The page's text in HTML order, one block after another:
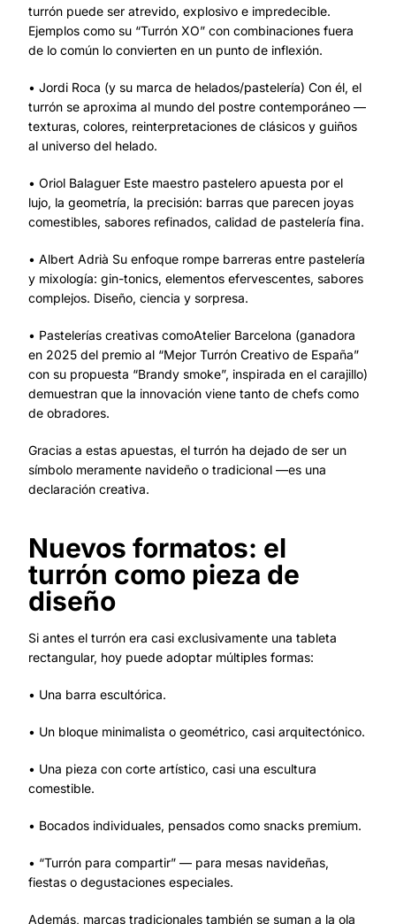
turrón puede ser atrevido, explosivo e impredecible.
Ejemplos como su “Turrón XO” con combinaciones fuera
de lo común lo convierten en un punto de inflexión.
• Jordi Roca (y su marca de helados/pastelería) Con él, el
turrón se aproxima al mundo del postre contemporáneo —
texturas, colores, reinterpretaciones de clásicos y guiños
al universo del helado.
• Oriol Balaguer Este maestro pastelero apuesta por el
lujo, la geometría, la precisión: barras que parecen joyas
comestibles, sabores refinados, calidad de pastelería fina.
• Albert Adrià Su enfoque rompe barreras entre pastelería
y mixología: gin-tonics, elementos efervescentes, sabores
complejos. Diseño, ciencia y sorpresa.
• Pastelerías creativas comoAtelier Barcelona (ganadora
en 2025 del premio al “Mejor Turrón Creativo de España”
con su propuesta “Brandy smoke”, inspirada en el carajillo)
demuestran que la innovación viene tanto de chefs como
de obradores.
Gracias a estas apuestas, el turrón ha dejado de ser un
símbolo meramente navideño o tradicional —es una
declaración creativa.
Nuevos formatos: el
turrón como pieza de
diseño
Si antes el turrón era casi exclusivamente una tableta
rectangular, hoy puede adoptar múltiples formas:
• Una barra escultórica.
• Un bloque minimalista o geométrico, casi arquitectónico.
• Una pieza con corte artístico, casi una escultura
comestible.
• Bocados individuales, pensados como snacks premium.
• “Turrón para compartir” — para mesas navideñas,
fiestas o degustaciones especiales.
Además, marcas tradicionales también se suman a la ola